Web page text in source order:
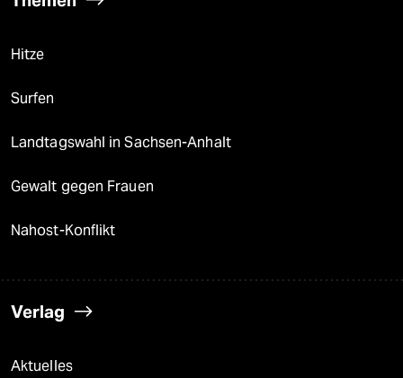
Hitze
Surfen
Landtagswahl in Sachsen-Anhalt
Gewalt gegen Frauen
Nahost-Konflikt
Verlag
Aktuelles